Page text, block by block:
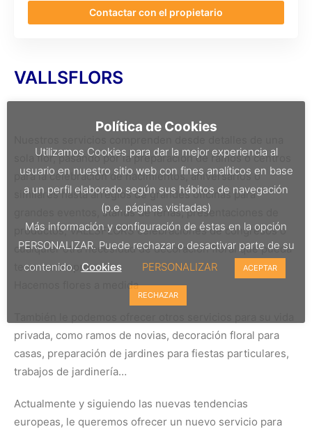
Contactar con el propietario
VALLSFLORS
sola flor, pasando por la preparación de ramos o centros
para la celebración de nacimientos, aniversarios o
similares hasta arreglos de grandes oficinas para
grandes eventos, stands de ferias, presentaciones de
productos, VALLSFLORS celebraciones de congresos o
cualquier otra necesidad de decoración floral que pueda
tener su empresa
Hacemos flores a medida
privada, como ramos de novias, decoración floral para
casas, preparación de jardines para fiestas particulares,
trabajos de jardinería…
Actualmente y siguiendo las nuevas tendencias
europeas, le queremos ofrecer un nuevo servicio para
Política de Cookies
Utilizamos Cookies para dar la mejor experiencia al
usuario en nuestro sitio web con fines analíticos en base
a un perfil elaborado según sus hábitos de navegación
(p.e. páginas visitadas)
Más información y configuración de éstas en la opción
PERSONALIZAR. Puede rechazar o desactivar parte de su
contenido. Cookies PERSONALIZAR ACEPTAR
RECHAZAR